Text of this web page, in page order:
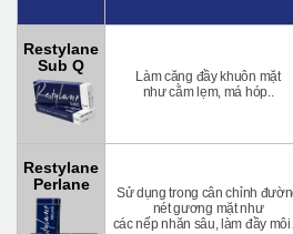
Restylane
Sub Q
Làm căng đầy khuôn mặt
như cằm lẹm, má hóp..
Restylane
Perlane
Sử dụng trong cân chỉnh
nét gương mặt như
các nếp nhăn sâu, làm đầy